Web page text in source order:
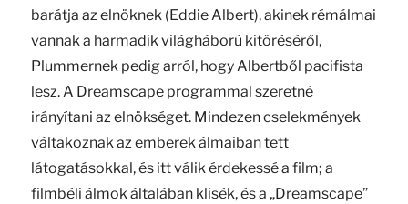
barátja az elnöknek (Eddie Albert), akinek rémálmai
vannak a harmadik világháború kitöréséről,
Plummernek pedig arról, hogy Albertből pacifista
lesz. A Dreamscape programmal szeretné
irányítani az elnökséget. Mindezen cselekmények
váltakoznak az emberek álmaiban tett
látogatásokkal, és itt válik érdekessé a film; a
filmbéli álmok általában klisék, és a „Dreamscape”